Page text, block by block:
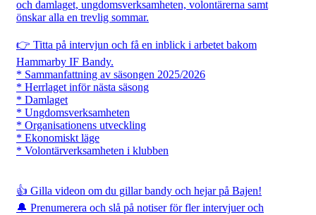
och damlaget, ungdomsverksamheten, volontärerna samt
önskar alla en trevlig sommar.
👉 Titta på intervjun och få en inblick i arbetet bakom
Hammarby IF Bandy.
* Sammanfattning av säsongen 2025/2026
* Herrlaget inför nästa säsong
* Damlaget
* Ungdomsverksamheten
* Organisationens utveckling
* Ekonomiskt läge
* Volontärverksamheten i klubben
👍 Gilla videon om du gillar bandy och hejar på Bajen!
🔔 Prenumerera och slå på notiser för fler intervjuer och